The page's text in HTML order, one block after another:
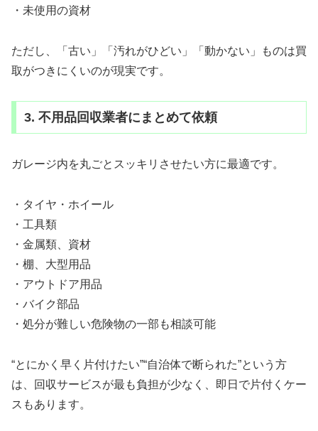
・未使用の資材
ただし、「古い」「汚れがひどい」「動かない」ものは買
取がつきにくいのが現実です。
3. 不用品回収業者にまとめて依頼
ガレージ内を丸ごとスッキリさせたい方に最適です。
・タイヤ・ホイール
・工具類
・金属類、資材
・棚、大型用品
・アウトドア用品
・バイク部品
・処分が難しい危険物の一部も相談可能
“とにかく早く片付けたい”“自治体で断られた”という方
は、回収サービスが最も負担が少なく、即日で片付くケー
スもあります。